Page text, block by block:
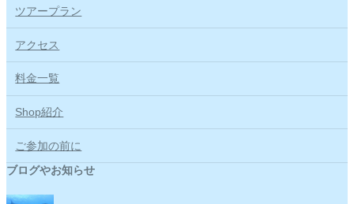
ツアープラン
アクセス
料金一覧
Shop紹介
ご参加の前に
ブログやお知らせ